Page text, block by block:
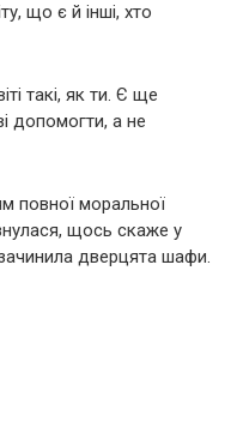
що є й інші, хто
такі, як ти. Є ще
допомогти, а не
повної моральної
щось скаже у
дверцята шафи.